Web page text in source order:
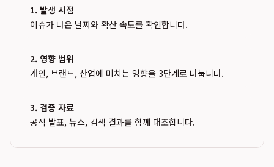
1. 발생 시점
이슈가 나온 날짜와 확산 속도를 확인합니다.
2. 영향 범위
개인, 브랜드, 산업에 미치는 영향을 3단계로 나눕니다.
3. 검증 자료
공식 발표, 뉴스, 검색 결과를 함께 대조합니다.